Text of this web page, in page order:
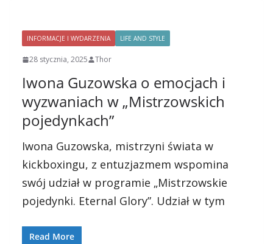
INFORMACJE I WYDARZENIA LIFE AND STYLE
28 stycznia, 2025 Thor
Iwona Guzowska o emocjach i
wyzwaniach w „Mistrzowskich
pojedynkach”
Iwona Guzowska, mistrzyni świata w
kickboxingu, z entuzjazmem wspomina
swój udział w programie „Mistrzowskie
pojedynki. Eternal Glory”. Udział w tym
Read More